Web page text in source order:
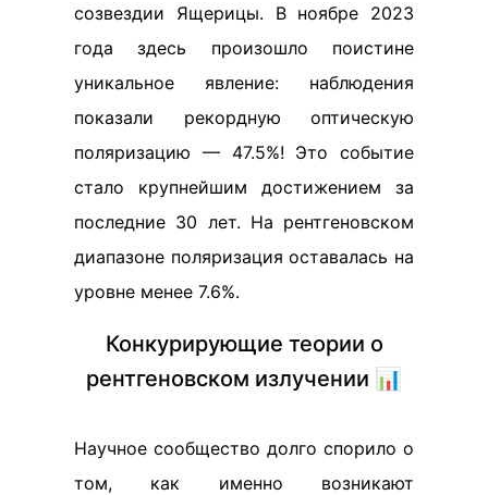
созвездии Ящерицы. В ноябре 2023
года здесь произошло поистине
уникальное явление: наблюдения
показали рекордную оптическую
поляризацию — 47.5%! Это событие
стало крупнейшим достижением за
последние 30 лет. На рентгеновском
диапазоне поляризация оставалась на
уровне менее 7.6%.
Конкурирующие теории о
рентгеновском излучении 📊
Научное сообщество долго спорило о
том, как именно возникают